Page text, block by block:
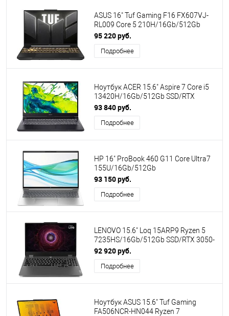
ASUS 16" Tuf Gaming F16 FX607VJ-
RL009 Core 5 210H/16Gb/512Gb
SSD/RTX 3050-6Gb/No OS/Gray
(90NR0MZ6-M000Z0) ПИ
95 220 руб.
Подробнее
Ноутбук ACER 15.6" Aspire 7 Core i5
13420H/16Gb/512Gb SSD/RTX
3050/No OS/Black (NH.QX6CD.003)
ПИ
93 840 руб.
Подробнее
HP 16" ProBook 460 G11 Core Ultra7
155U/16Gb/512Gb
SSD/Graphics/DOS/Silver (A38BHET)
ПИ
93 150 руб.
Подробнее
LENOVO 15.6" Loq 15ARP9 Ryzen 5
7235HS/16Gb/512Gb SSD/RTX 3050-
6GB/No OS/Luna Grey (83JC0057PS)
ПИ
92 920 руб.
Подробнее
Ноутбук ASUS 15.6" Tuf Gaming
FA506NCR-HN044 Ryzen 7